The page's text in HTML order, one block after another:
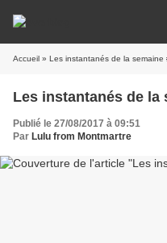
Accueil » Les instantanés de la semaine
Les instantanés de la
Publié le 27/08/2017 à 09:51
Par Lulu from Montmartre